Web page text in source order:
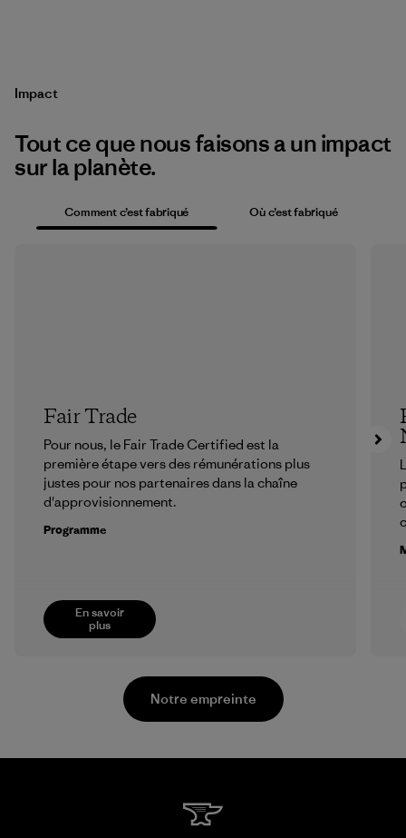
Impact
Tout ce que nous faisons a un impact
sur la planète.
Comment c’est fabriqué Où c’est fabriqué
En savoir
plus
Fair Trade
Pour nous, le Fair Trade Certified est la
première étape vers des rémunérations plus
justes pour nos partenaires dans la chaîne
d'approvisionnement.
Programme
Notre empreinte